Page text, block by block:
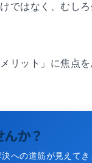
ではなく、むし
リット」に焦点
か？
への道筋が見えてき